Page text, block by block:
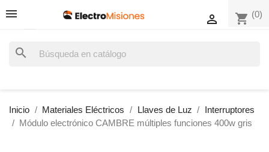
shopping_cart (0)

search
Inicio Materiales Eléctricos Llaves de Luz
Interruptores
Módulo electrónico CAMBRE múltiples funciones 400w gris